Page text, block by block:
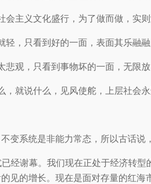
主义文化盛行，为了做而做，实
，只看到好的一面，表面其乐融融
观，只看到事物坏的一面，无限
就说什么，见风使舵，上层社会
变系统是非能力常态，所以古话说
经谢幕。我们现在正处于经济转
见的增长。现在是面对存量的红